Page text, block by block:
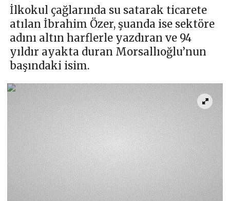
İlkokul çağlarında su satarak ticarete
atılan İbrahim Özer, şuanda ise sektöre
adını altın harflerle yazdıran ve 94
yıldır ayakta duran Morsallıoğlu’nun
başındaki isim.